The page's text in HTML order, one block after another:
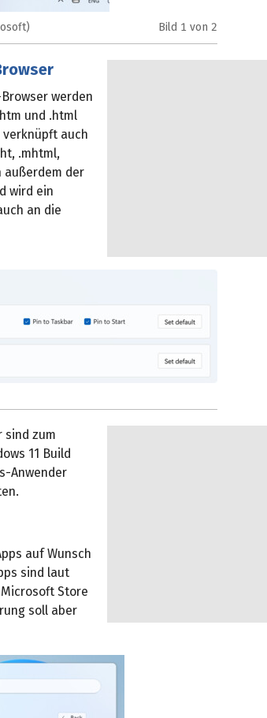
Bild 1 von 2
werden
und .html
auch
.mhtml,
außerdem der
wird ein
an die
sind zum
11 Build
Anwender
auf Wunsch
sind laut
Store
soll aber